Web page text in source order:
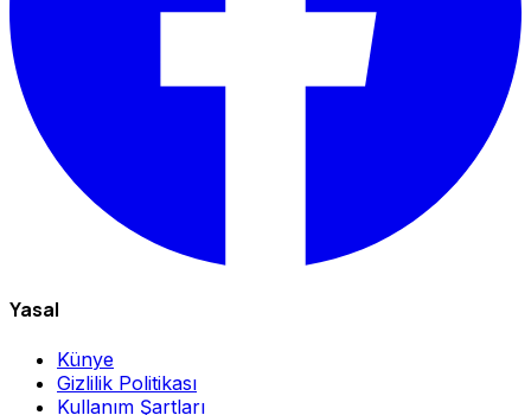
Yasal
Künye
Gizlilik Politikası
Kullanım Şartları